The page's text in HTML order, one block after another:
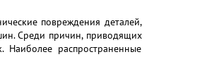
повреждения деталей,
Среди причин, приводящих
Наиболее распространенные